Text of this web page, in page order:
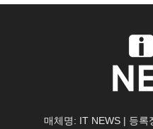
매체명: IT NEWS | 등